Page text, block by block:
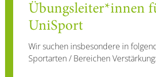
Übungsleiter*innen
UniSport
Wir suchen insbesondere in
Sportarten / Bereichen Verstärkung: